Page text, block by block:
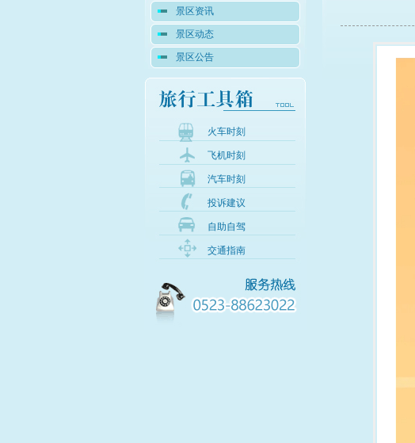
景区资讯
景区动态
景区公告
火车时刻
飞机时刻
汽车时刻
投诉建议
自助自驾
交通指南